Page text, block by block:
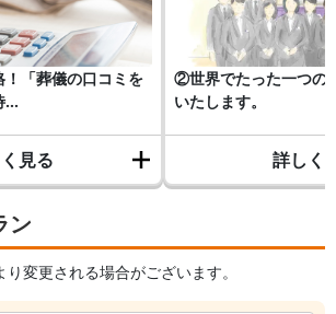
ン
変更される場合がございます。
「葬儀の口コミを
...
見る
②世界でたった一つの
いたします。
詳しく